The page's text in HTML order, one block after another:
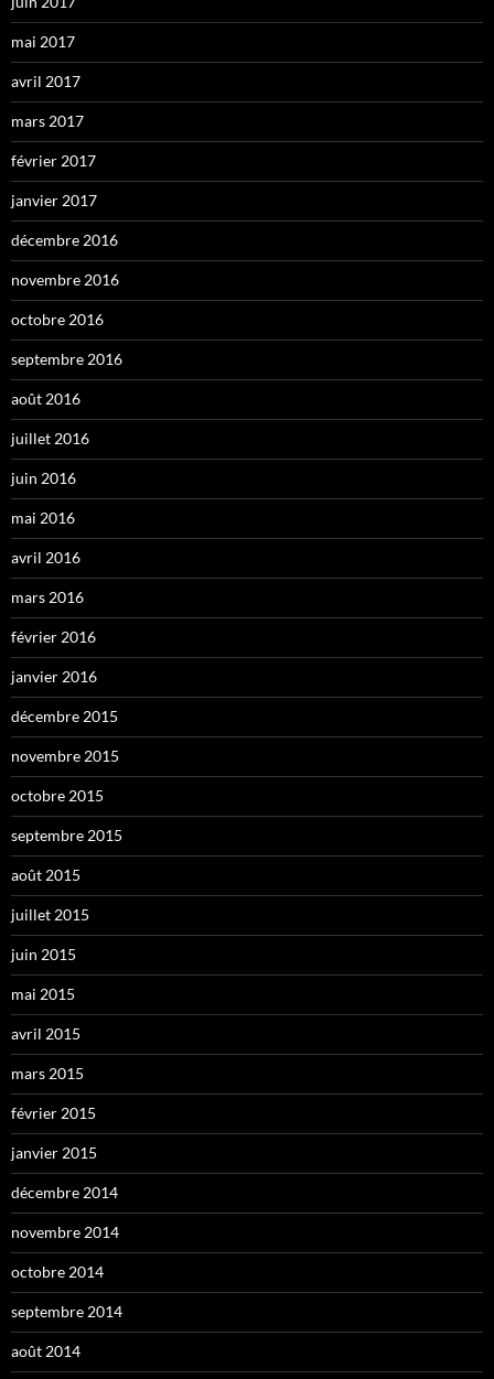
mai 2017
avril 2017
mars 2017
février 2017
janvier 2017
décembre 2016
novembre 2016
octobre 2016
septembre 2016
août 2016
juillet 2016
juin 2016
mai 2016
avril 2016
mars 2016
février 2016
janvier 2016
décembre 2015
novembre 2015
octobre 2015
septembre 2015
août 2015
juillet 2015
juin 2015
mai 2015
avril 2015
mars 2015
février 2015
janvier 2015
décembre 2014
novembre 2014
octobre 2014
septembre 2014
août 2014